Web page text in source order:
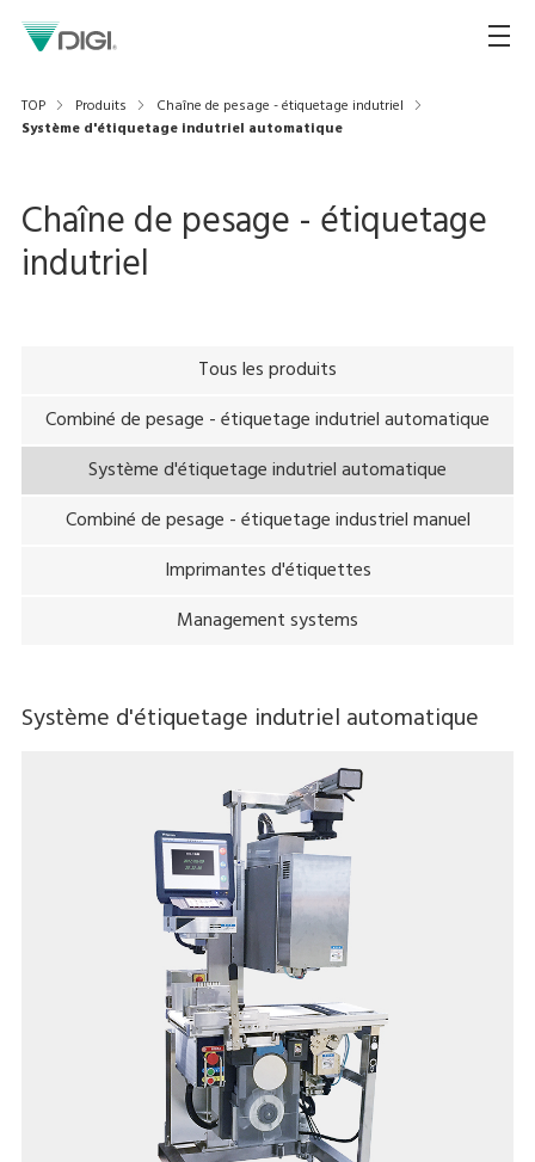
TOP Produits
Chaîne de pesage - étiquetage indutriel
Système d'étiquetage indutriel automatique
Chaîne de pesage - étiquetage
indutriel
Tous les produits
Combiné de pesage - étiquetage indutriel automatique
Système d'étiquetage indutriel automatique
Combiné de pesage - étiquetage industriel manuel
Imprimantes d'étiquettes
Management systems
Système d'étiquetage indutriel automatique